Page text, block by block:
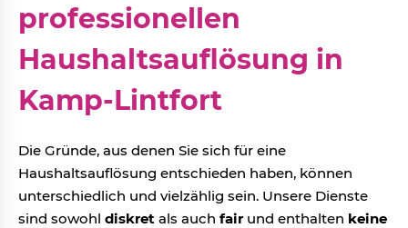
professionellen
Haushaltsauflösung in
Kamp-Lintfort
Die Gründe, aus denen Sie sich für eine
Haushaltsauflösung entschieden haben, können
unterschiedlich und vielzählig sein. Unsere Dienste
sind sowohl diskret als auch fair und enthalten keine